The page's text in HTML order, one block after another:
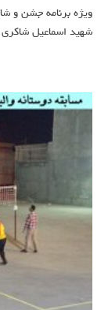
ویژه برنامه جشن و
شهید اسماعیل